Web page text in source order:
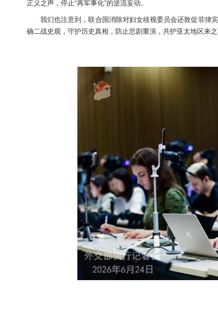
正义之声，停止“再军事化”的逆流妄动。
我们也注意到，联合国消除对妇女歧视委员会还敦促菲律
确二战史观，守护历史真相，防止悲剧重演，共护亚太地区来